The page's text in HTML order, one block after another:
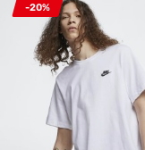
-20%